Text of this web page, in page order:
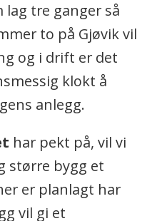
tre ganger så
to på Gjøvik vil
og i drift er det
klokt å
anlegg.
har pekt på, vil vi
større bygg et
er planlagt har
vil gi et